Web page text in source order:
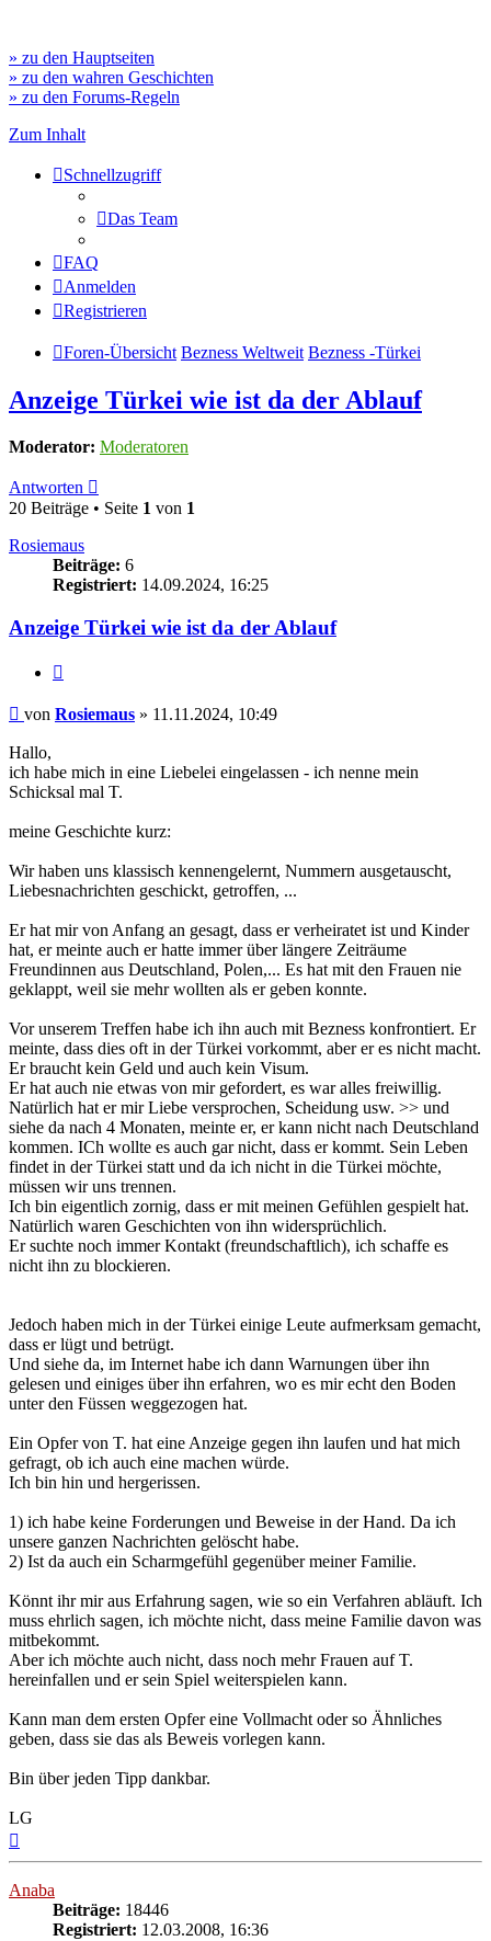
» zu den Hauptseiten
» zu den wahren Geschichten
» zu den Forums-Regeln
Zum Inhalt
Schnellzugriff
Das Team
FAQ
Anmelden
Registrieren
Foren-Übersicht Bezness Weltweit Bezness -Türkei
Anzeige Türkei wie ist da der Ablauf
Moderator: Moderatoren
Antworten
20 Beiträge • Seite 1 von 1
Rosiemaus
Beiträge: 6
Registriert: 14.09.2024, 16:25
Anzeige Türkei wie ist da der Ablauf
Beitrag
von Rosiemaus » 11.11.2024, 10:49
Hallo,
ich habe mich in eine Liebelei eingelassen - ich nenne mein
Schicksal mal T.
meine Geschichte kurz:
Wir haben uns klassisch kennengelernt, Nummern ausgetauscht,
Liebesnachrichten geschickt, getroffen, ...
Er hat mir von Anfang an gesagt, dass er verheiratet ist und Kinder
hat, er meinte auch er hatte immer über längere Zeiträume
Freundinnen aus Deutschland, Polen,... Es hat mit den Frauen nie
geklappt, weil sie mehr wollten als er geben konnte.
Vor unserem Treffen habe ich ihn auch mit Bezness konfrontiert. Er
meinte, dass dies oft in der Türkei vorkommt, aber er es nicht macht.
Er braucht kein Geld und auch kein Visum.
Er hat auch nie etwas von mir gefordert, es war alles freiwillig.
Natürlich hat er mir Liebe versprochen, Scheidung usw. >> und
siehe da nach 4 Monaten, meinte er, er kann nicht nach Deutschland
kommen. ICh wollte es auch gar nicht, dass er kommt. Sein Leben
findet in der Türkei statt und da ich nicht in die Türkei möchte,
müssen wir uns trennen.
Ich bin eigentlich zornig, dass er mit meinen Gefühlen gespielt hat.
Natürlich waren Geschichten von ihn widersprüchlich.
Er suchte noch immer Kontakt (freundschaftlich), ich schaffe es
nicht ihn zu blockieren.
Jedoch haben mich in der Türkei einige Leute aufmerksam gemacht,
dass er lügt und betrügt.
Und siehe da, im Internet habe ich dann Warnungen über ihn
gelesen und einiges über ihn erfahren, wo es mir echt den Boden
unter den Füssen weggezogen hat.
Ein Opfer von T. hat eine Anzeige gegen ihn laufen und hat mich
gefragt, ob ich auch eine machen würde.
Ich bin hin und hergerissen.
1) ich habe keine Forderungen und Beweise in der Hand. Da ich
unsere ganzen Nachrichten gelöscht habe.
2) Ist da auch ein Scharmgefühl gegenüber meiner Familie.
Könnt ihr mir aus Erfahrung sagen, wie so ein Verfahren abläuft. Ich
muss ehrlich sagen, ich möchte nicht, dass meine Familie davon was
mitbekommt.
Aber ich möchte auch nicht, dass noch mehr Frauen auf T.
hereinfallen und er sein Spiel weiterspielen kann.
Kann man dem ersten Opfer eine Vollmacht oder so Ähnliches
geben, dass sie das als Beweis vorlegen kann.
Bin über jeden Tipp dankbar.
LG
Anaba
Beiträge: 18446
Registriert: 12.03.2008, 16:36